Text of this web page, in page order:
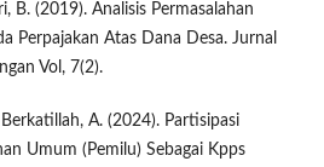
B. (2019). Analisis Permasalahan
Perpajakan Atas Dana Desa. Jurnal
Vol, 7(2).
A. (2024). Partisipasi
Umum (Pemilu) Sebagai Kpps